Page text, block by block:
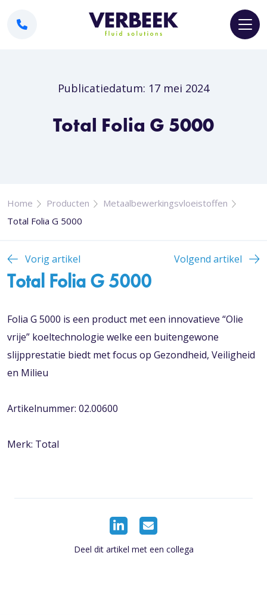
Publicatiedatum: 17 mei 2024
Total Folia G 5000
Home Producten
Metaalbewerkingsvloeistoffen
Total Folia G 5000
Vorig artikel Volgend artikel
Total Folia G 5000
Folia G 5000 is een product met een innovatieve “Olie
vrije” koeltechnologie welke een buitengewone
slijpprestatie biedt met focus op Gezondheid, Veiligheid
en Milieu
Artikelnummer: 02.00600
Merk: Total
Deel dit artikel met een collega